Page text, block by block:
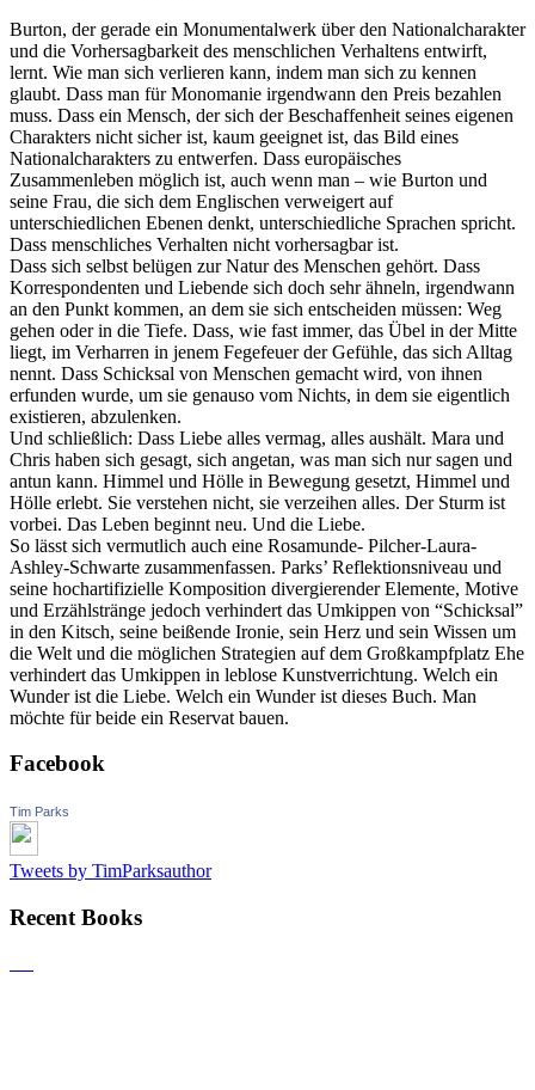
Burton, der gerade ein Monumentalwerk über den Nationalcharakter
und die Vorhersagbarkeit des menschlichen Verhaltens entwirft,
lernt. Wie man sich verlieren kann, indem man sich zu kennen
glaubt. Dass man für Monomanie irgendwann den Preis bezahlen
muss. Dass ein Mensch, der sich der Beschaffenheit seines eigenen
Charakters nicht sicher ist, kaum geeignet ist, das Bild eines
Nationalcharakters zu entwerfen. Dass europäisches
Zusammenleben möglich ist, auch wenn man – wie Burton und
seine Frau, die sich dem Englischen verweigert auf
unterschiedlichen Ebenen denkt, unterschiedliche Sprachen spricht.
Dass menschliches Verhalten nicht vorhersagbar ist.
Dass sich selbst belügen zur Natur des Menschen gehört. Dass
Korrespondenten und Liebende sich doch sehr ähneln, irgendwann
an den Punkt kommen, an dem sie sich entscheiden müssen: Weg
gehen oder in die Tiefe. Dass, wie fast immer, das Übel in der Mitte
liegt, im Verharren in jenem Fegefeuer der Gefühle, das sich Alltag
nennt. Dass Schicksal von Menschen gemacht wird, von ihnen
erfunden wurde, um sie genauso vom Nichts, in dem sie eigentlich
existieren, abzulenken.
Und schließlich: Dass Liebe alles vermag, alles aushält. Mara und
Chris haben sich gesagt, sich angetan, was man sich nur sagen und
antun kann. Himmel und Hölle in Bewegung gesetzt, Himmel und
Hölle erlebt. Sie verstehen nicht, sie verzeihen alles. Der Sturm ist
vorbei. Das Leben beginnt neu. Und die Liebe.
So lässt sich vermutlich auch eine Rosamunde- Pilcher-Laura-
Ashley-Schwarte zusammenfassen. Parks’ Reflektionsniveau und
seine hochartifizielle Komposition divergierender Elemente, Motive
und Erzählstränge jedoch verhindert das Umkippen von “Schicksal”
in den Kitsch, seine beißende Ironie, sein Herz und sein Wissen um
die Welt und die möglichen Strategien auf dem Großkampfplatz Ehe
verhindert das Umkippen in leblose Kunstverrichtung. Welch ein
Wunder ist die Liebe. Welch ein Wunder ist dieses Buch. Man
möchte für beide ein Reservat bauen.
Facebook
Tim Parks
Tweets by TimParksauthor
Recent Books